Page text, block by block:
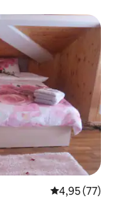
საშუალო
4,95 (77)